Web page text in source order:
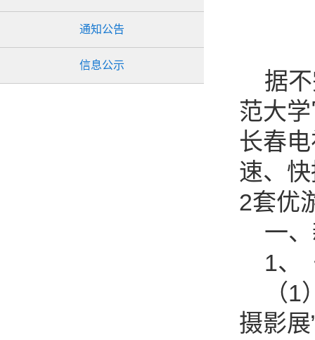
通知公告
信息公示
据不
范大
长春
速、
2套优
一、
1、
（1
摄影展